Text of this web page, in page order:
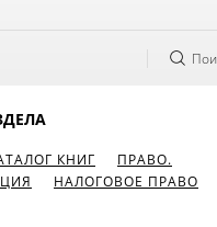
КНИГ
ПРАВО.
НАЛОГОВОЕ ПРАВО